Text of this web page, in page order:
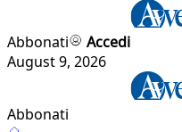
Abbonati
Accedi
August 9, 2026
Abbonati